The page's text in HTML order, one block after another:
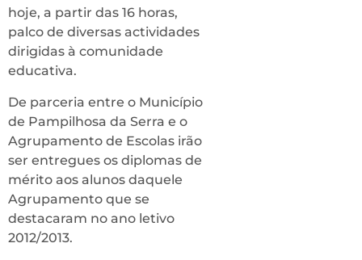
hoje, a partir das 16 horas,
palco de diversas actividades
dirigidas à comunidade
educativa.
De parceria entre o Município
de Pampilhosa da Serra e o
Agrupamento de Escolas irão
ser entregues os diplomas de
mérito aos alunos daquele
Agrupamento que se
destacaram no ano letivo
2012/2013.